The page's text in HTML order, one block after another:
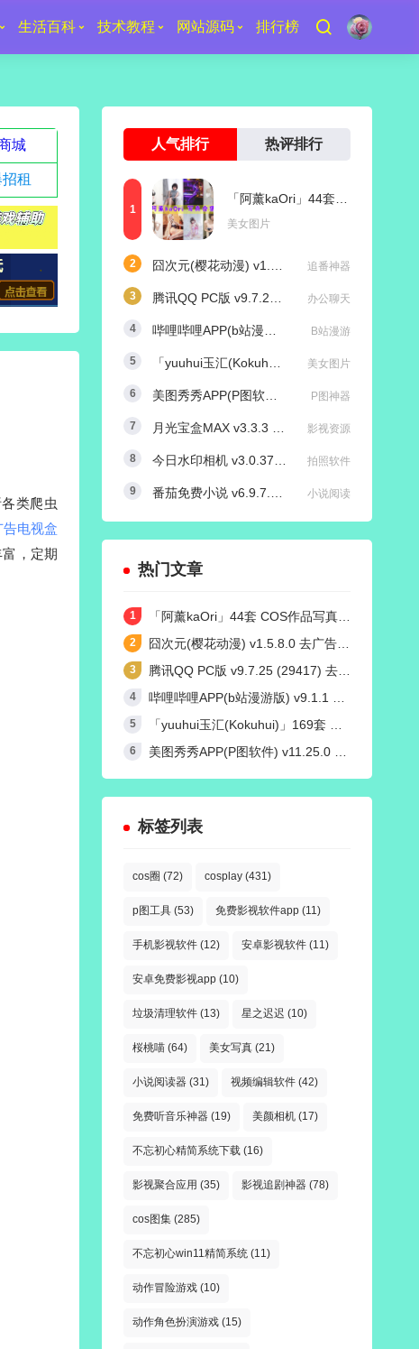
生活百科 技术教程 网站源码 排行榜
城
租
类爬虫
告电视盒
，定期
人气排行 热评排行
美女图片
追番神器
办公聊天
B站漫游
美女图片
P图神器
影视资源
拍照软件
小说阅读
热门文章
「阿薰kaOri」44套 COS作品写真合集[持续更新]，一个独特的Coser魅力
囧次元(樱花动漫) v1.5.8.0 去广告纯净版
腾讯QQ PC版 v9.7.25 (29417) 去广告防撤回绿色精简版
哔哩哔哩APP(b站漫游版) v9.1.1 哔哩漫游去广告解除版权受限
「yuuhui玉汇(Kokuhui)」169套 COS作品写真合集[持续更新],燃尽魅力的Coser之旅
美图秀秀APP(P图软件) v11.25.0 去广告永久VIP解锁版
标签列表
cos圈 (72) cosplay (431)
p图工具 (53) 免费影视软件app (11)
手机影视软件 (12) 安卓影视软件 (11)
安卓免费影视app (10)
垃圾清理软件 (13) 星之迟迟 (10)
桜桃喵 (64) 美女写真 (21)
小说阅读器 (31) 视频编辑软件 (42)
免费听音乐神器 (19) 美颜相机 (17)
不忘初心精简系统下载 (16)
影视聚合应用 (35) 影视追剧神器 (78)
cos图集 (285)
不忘初心win11精简系统 (11)
动作冒险游戏 (10)
动作角色扮演游戏 (15)